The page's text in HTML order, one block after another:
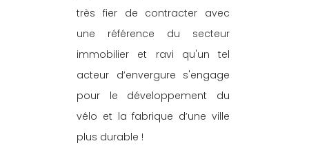
très fier de contracter avec
une référence du secteur
immobilier et ravi qu'un tel
acteur d’envergure s'engage
pour le développement du
vélo et la fabrique d’une ville
plus durable !